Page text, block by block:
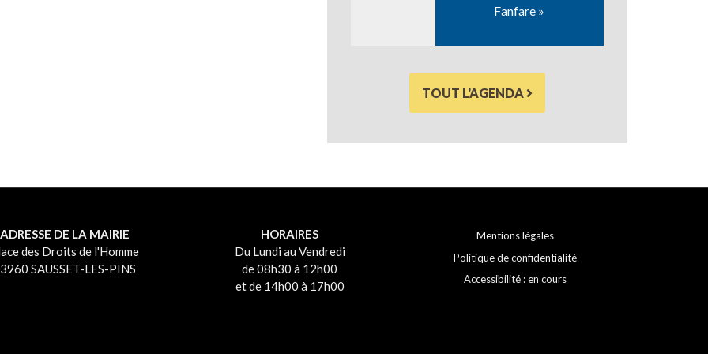
Fanfare »
TOUT L'AGENDA
ADRESSE DE LA MAIRIE
des Droits de l'Homme
SAUSSET-LES-PINS
HORAIRES
Du Lundi au Vendredi
de 08h30 à 12h00
et de 14h00 à 17h00
Mentions légales
Politique de confidentialité
Accessibilité : en cours